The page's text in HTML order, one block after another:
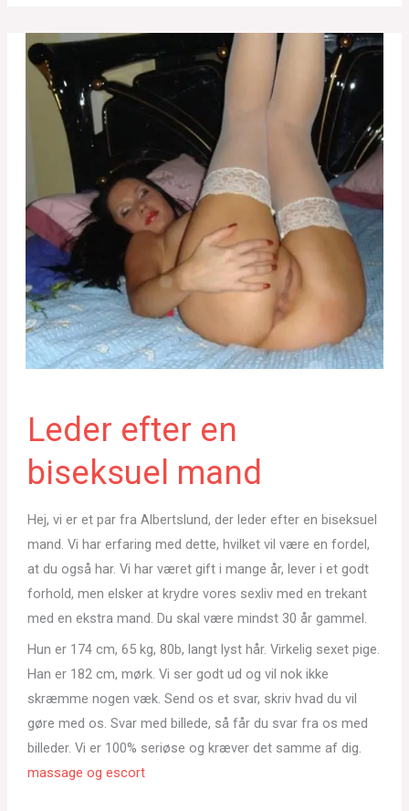
Leder efter en
biseksuel mand
Hej, vi er et par fra Albertslund, der leder efter en biseksuel
mand. Vi har erfaring med dette, hvilket vil være en fordel,
at du også har. Vi har været gift i mange år, lever i et godt
forhold, men elsker at krydre vores sexliv med en trekant
med en ekstra mand. Du skal være mindst 30 år gammel.
Hun er 174 cm, 65 kg, 80b, langt lyst hår. Virkelig sexet pige.
Han er 182 cm, mørk. Vi ser godt ud og vil nok ikke
skræmme nogen væk. Send os et svar, skriv hvad du vil
gøre med os. Svar med billede, så får du svar fra os med
billeder. Vi er 100% seriøse og kræver det samme af dig.
massage og escort